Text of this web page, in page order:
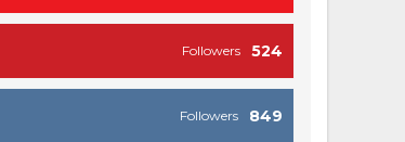
524
Followers
849
Followers